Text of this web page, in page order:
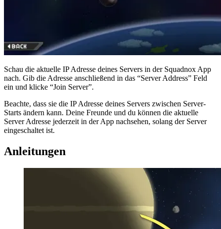
Schau die aktuelle IP Adresse deines Servers in der Squadnox App
nach. Gib die Adresse anschließend in das “Server Address” Feld
ein und klicke “Join Server”.
Beachte, dass sie die IP Adresse deines Servers zwischen Server-
Starts ändern kann. Deine Freunde und du können die aktuelle
Server Adresse jederzeit in der App nachsehen, solang der Server
eingeschaltet ist.
Anleitungen